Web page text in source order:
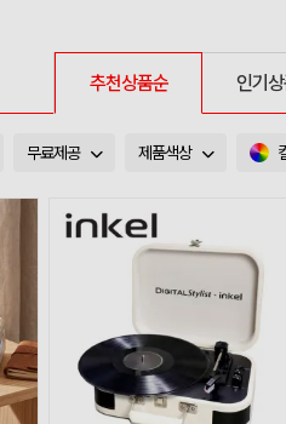
추천상품순 인기
무료제공 제품색상